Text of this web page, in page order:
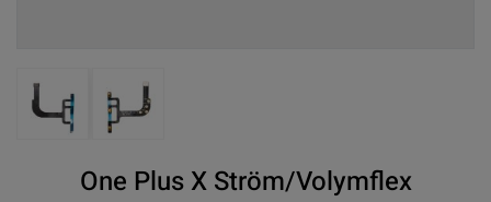
View larger imageView larger image
One Plus X Ström/Volymflex